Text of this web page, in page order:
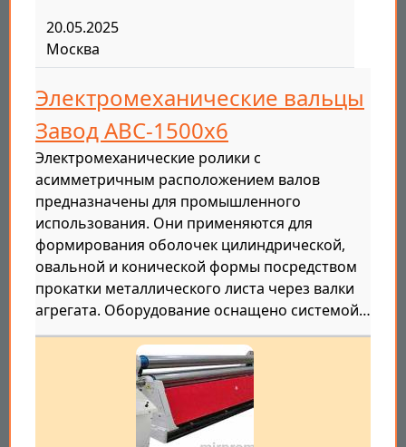
20.05.2025
Москва
Электромеханические вальцы
Завод АВС-1500х6
Электромеханические ролики с
асимметричным расположением валов
предназначены для промышленного
использования. Они применяются для
формирования оболочек цилиндрической,
овальной и конической формы посредством
прокатки металлического листа через валки
агрегата. Оборудование оснащено системой…